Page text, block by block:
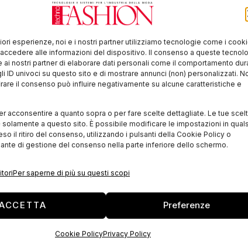
esperienze, noi e i nostri partner utilizziamo tecnologie come i
alle informazioni del dispositivo. Il consenso a queste
ai nostri partner di elaborare dati personali come il comportamento
ID univoci su questo sito e di mostrare annunci (non) personalizzati.
il consenso può influire negativamente su alcune caratteristiche e
acconsentire a quanto sopra o per fare scelte dettagliate. Le tue
solamente a questo sito. È possibile modificare le impostazioni in
il ritiro del consenso, utilizzando i pulsanti della Cookie Policy o
di gestione del consenso nella parte inferiore dello schermo.
Per saperne di più su questi scopi
Preferenze
Cookie PolicyPrivacy Policy
paesi della Unione Europea, rafforzare la
europee dalle contraffazioni extra-UE,
nelle loro scelte con una informazione
che decidono di acquistare.
obiettivi il nuovo portale
Europea e che vogliono difendere il
professionalità, nonché ai consumatori
di garanzie sull’origine di prodotti e servizi,
Piazzolla Andrea Parise,
creatività e immagine) e amministratore
dell’immagine fotografica), il portale